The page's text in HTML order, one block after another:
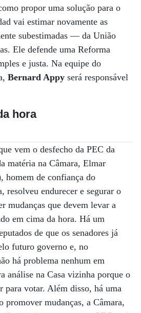
propor uma solução para o
vai estimar novamente as
subestimadas — da União
Ele defende uma Reforma
e justa. Na equipe do
Bernard Appy será responsável
hora
vem o desfecho da PEC da
matéria na Câmara, Elmar
homem de confiança do
resolveu endurecer e segurar o
mudanças que devem levar a
em cima da hora. Há um
de que os senadores já
futuro governo e, no
há problema nenhum em
análise na Casa vizinha porque o
para votar. Além disso, há uma
promover mudanças, a Câmara,